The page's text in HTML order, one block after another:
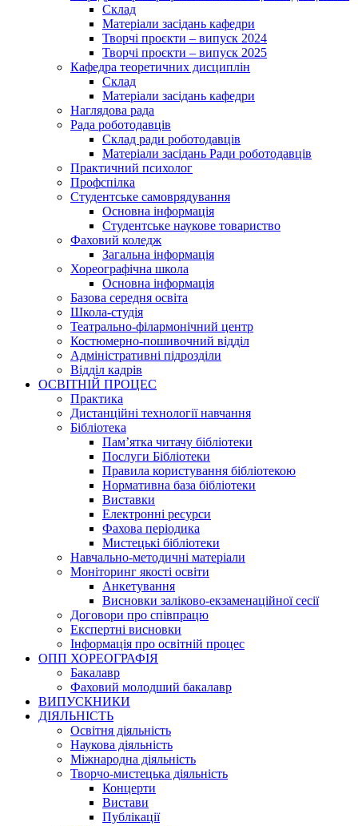
Склад
Матеріали засідань кафедри
Творчі проєкти – випуск 2024
Творчі проєкти – випуск 2025
Кафедра теоретичних дисциплін
Склад
Матеріали засідань кафедри
Наглядова рада
Рада роботодавців
Склад ради роботодавців
Матеріали засідань Ради роботодавців
Практичний психолог
Профспілка
Студентське самоврядування
Основна інформація
Студентське наукове товариство
Фаховий коледж
Загальна інформація
Хореографічна школа
Основна інформація
Базова середня освіта
Школа-студія
Театрально-філармонічний центр
Костюмерно-пошивочний відділ
Адміністративні підрозділи
Відділ кадрів
ОСВІТНІЙ ПРОЦЕС
Практика
Дистанційні технології навчання
Бібліотека
Пам’ятка читачу бібліотеки
Послуги Бібліотеки
Правила користування бібліотекою
Нормативна база бібліотеки
Виставки
Електронні ресурси
Фахова періодика
Мистецькі бібліотеки
Навчально-методичні матеріали
Моніторинг якості освіти
Анкетування
Висновки заліково-екзаменаційної сесії
Договори про співпрацю
Експертні висновки
Інформація про освітній процес
ОПП ХОРЕОГРАФІЯ
Бакалавр
Фаховий молодший бакалавр
ВИПУСКНИКИ
ДІЯЛЬНІСТЬ
Освітня діяльність
Наукова діяльність
Міжнародна діяльність
Творчо-мистецька діяльність
Концерти
Вистави
Публікації